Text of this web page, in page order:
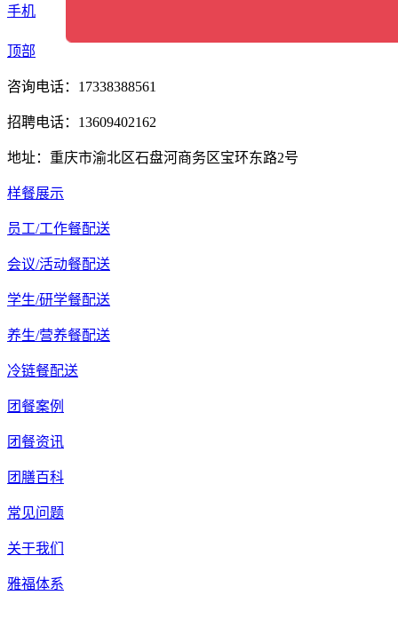
手机
顶部
咨询电话：17338388561
招聘电话：13609402162
地址：重庆市渝北区石盘河商务区宝环东路2号
样餐展示
员工/工作餐配送
会议/活动餐配送
学生/研学餐配送
养生/营养餐配送
冷链餐配送
团餐案例
团餐资讯
团膳百科
常见问题
关于我们
雅福体系